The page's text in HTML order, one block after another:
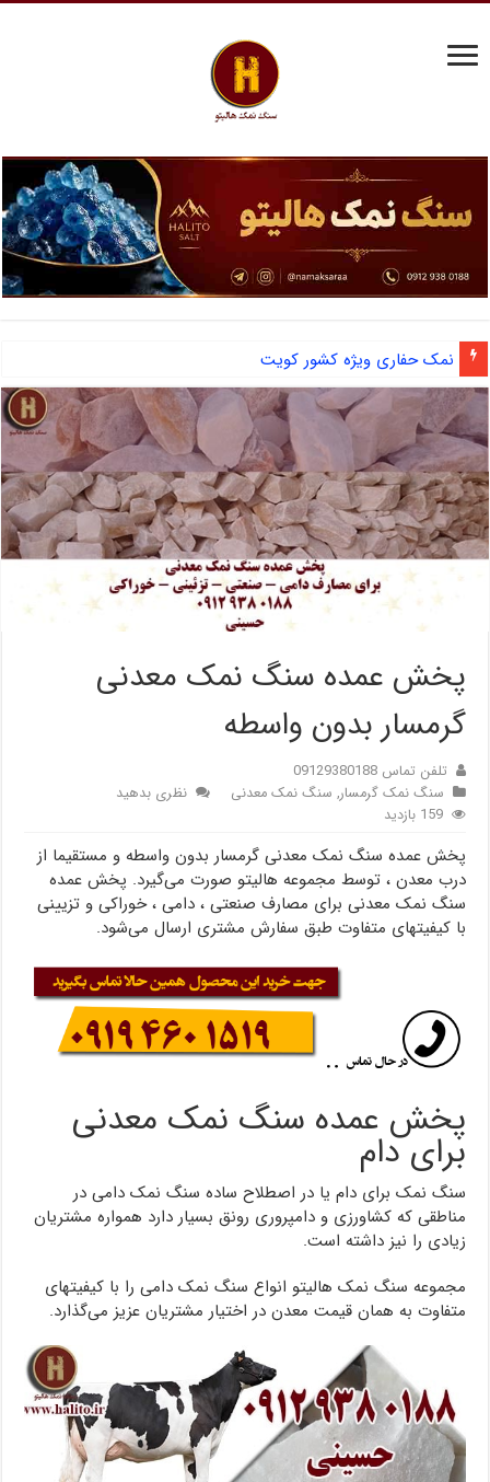
نمک حفاری ویژه کشور کویت
آشنایی با نمک دانه شکری و مزایای صادرات نمک صنعتی
پخش عمده سنگ نمک معدنی
گرمسار بدون واسطه
تلفن تماس 09129380188
سنگ نمک گرمسار, سنگ نمک معدنی
نظری بدهید
159 بازدید
پخش عمده سنگ نمک معدنی گرمسار بدون واسطه و مستقیما از
درب معدن ، توسط مجموعه هالیتو صورت می‌گیرد. پخش عمده
سنگ نمک معدنی برای مصارف صنعتی ، دامی ، خوراکی و تزیینی
با کیفیتهای متفاوت طبق سفارش مشتری ارسال می‌شود.
پخش عمده سنگ نمک معدنی
برای دام
سنگ نمک برای دام یا در اصطلاح ساده سنگ نمک دامی در
مناطقی که کشاورزی و دامپروری رونق بسیار دارد همواره مشتریان
زیادی را نیز داشته است.
مجموعه سنگ نمک هالیتو انواع سنگ نمک دامی را با کیفیتهای
متفاوت به همان قیمت معدن در اختیار مشتریان عزیز می‌گذارد.